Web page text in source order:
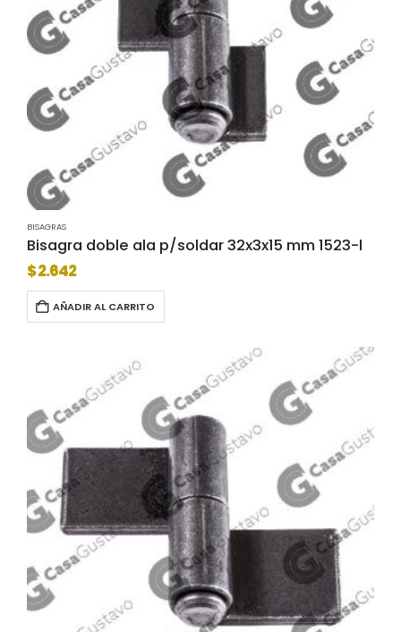
BISAGRAS
Bisagra doble ala p/soldar 32x3x15 mm 1523-l
$2.642
AÑADIR AL CARRITO